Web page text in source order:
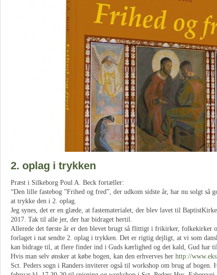
2. oplag i trykken
Præst i Silkeborg Poul A. Beck fortæller:
“Den lille fastebog ”Frihed og fred”, der udkom sidste år, har nu solgt så
at trykke den i 2. oplag.
Jeg synes, det er en glæde, at fastematerialet, der blev lavet til
2017. Tak til alle jer, der har bidraget hertil.
Allerede det første år er den blevet brugt så flittigt i frikirker, folkekirker
forlaget i nat sendte 2. oplag i trykken. Det er rigtig dejligt, at vi som
kan bidrage til, at flere finder ind i Guds kærlighed og det kald, Gud har
Hvis man selv ønsker at købe bogen, kan den erhverves her http://
Sct. Peders sogn i Randers inviterer også til workshop om brug af